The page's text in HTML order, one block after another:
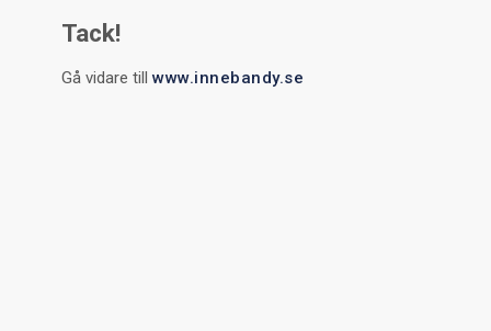
Tack!
Gå vidare till www.innebandy.se